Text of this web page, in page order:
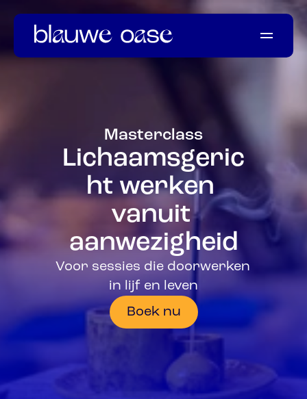
Informatie
Ervaringen
Masterclass
Lichaamsgeric
ht werken
vanuit
aanwezigheid
Voor sessies die doorwerken
in lijf en leven
Boek nu